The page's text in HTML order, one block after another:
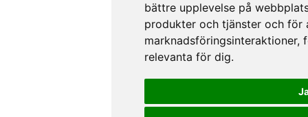
bättre upplevelse på
produkter och tjänster och för
marknadsföringsinteraktioner,
relevanta för dig.